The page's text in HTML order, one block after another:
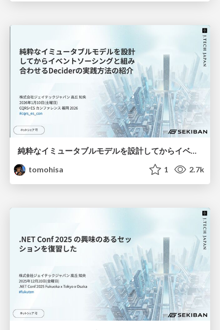
純粋なイミュータブルモデルを設計してからイベントソーシングと組み合わせるDeciderの実践方法の紹介 /Introducing Decider Pattern with Event Sourcing
tomohisa
1 2.7k